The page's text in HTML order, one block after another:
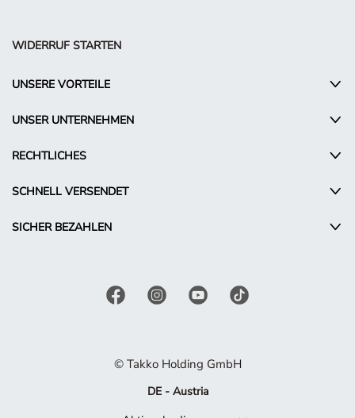
WIDERRUF STARTEN
UNSERE VORTEILE
UNSER UNTERNEHMEN
RECHTLICHES
SCHNELL VERSENDET
SICHER BEZAHLEN
© Takko Holding GmbH
DE - Austria